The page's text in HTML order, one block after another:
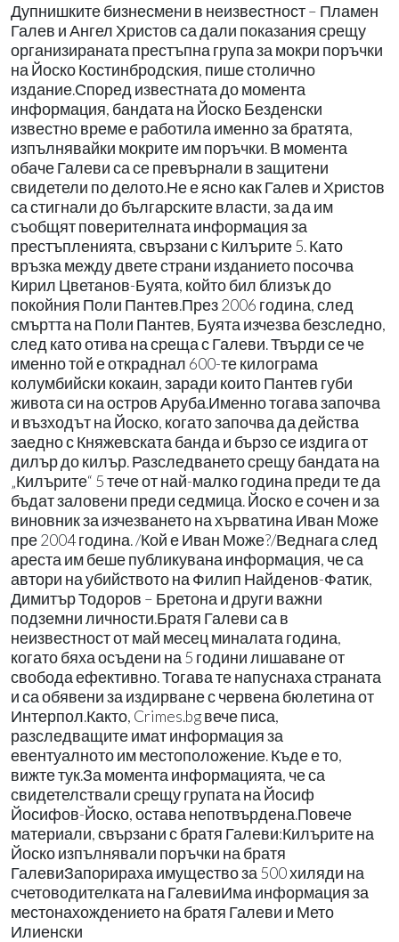
Дупнишките бизнесмени в неизвестност – Пламен
Галев и Ангел Христов са дали показания срещу
организираната престъпна група за мокри поръчки
на Йоско Костинбродския, пише столично
издание.Според известната до момента
информация, бандата на Йоско Безденски
известно време е работила именно за братята,
изпълнявайки мокрите им поръчки. В момента
обаче Галеви са се превърнали в защитени
свидетели по делото.Не е ясно как Галев и Христов
са стигнали до българските власти, за да им
съобщят поверителната информация за
престъпленията, свързани с Килърите 5. Като
връзка между двете страни изданието посочва
Кирил Цветанов-Буята, който бил близък до
покойния Поли Пантев.През 2006 година, след
смъртта на Поли Пантев, Буята изчезва безследно,
след като отива на среща с Галеви. Твърди се че
именно той е откраднал 600-те килограма
колумбийски кокаин, заради които Пантев губи
живота си на остров Аруба.Именно тогава започва
и възходът на Йоско, когато започва да действа
заедно с Княжевската банда и бързо се издига от
дилър до килър. Разследването срещу бандата на
„Килърите“ 5 тече от най-малко година преди те да
бъдат заловени преди седмица. Йоско е сочен и за
виновник за изчезването на хърватина Иван Може
пре 2004 година. /Кой е Иван Може?/Веднага след
ареста им беше публикувана информация, че са
автори на убийството на Филип Найденов-Фатик,
Димитър Тодоров – Бретона и други важни
подземни личности.Братя Галеви са в
неизвестност от май месец миналата година,
когато бяха осъдени на 5 години лишаване от
свобода ефективно. Тогава те напуснаха страната
и са обявени за издирване с червена бюлетина от
Интерпол.Както, Crimes.bg вече писа,
разследващите имат информация за
евентуалното им местоположение. Къде е то,
вижте тук.За момента информацията, че са
свидетелствали срещу групата на Йосиф
Йосифов-Йоско, остава непотвърдена.Повече
материали, свързани с братя Галеви:Килърите на
Йоско изпълнявали поръчки на братя
ГалевиЗапорираха имущество за 500 хиляди на
счетоводителката на ГалевиИма информация за
местонахождението на братя Галеви и Мето
Илиенски